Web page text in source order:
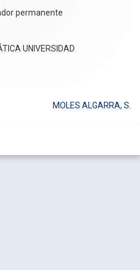
permanente
UNIVERSIDAD
MOLES ALGARRA, S.